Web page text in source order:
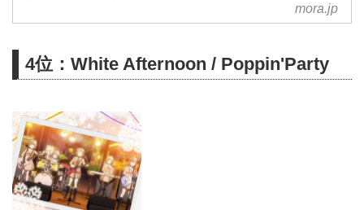
mora.jp
4位：White Afternoon / Poppin'Party